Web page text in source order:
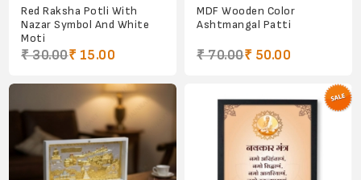
Red Raksha Potli With
Nazar Symbol And White
Moti
₹ 30.00₹ 15.00
MDF Wooden Color
Ashtmangal Patti
₹ 70.00₹ 50.00